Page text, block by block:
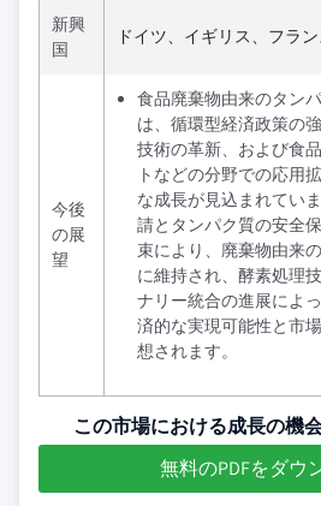
新興
国
ドイツ、イギリス、フラ
今後
の展
望
食品廃棄物由来のタン
は、循環型経済政策の
技術の革新、および食
トなどの分野での応用
な成長が見込まれてい
請とタンパク質の安全
束により、廃棄物由来
に維持され、酵素処理
ナリー統合の進展によ
済的な実現可能性と市
想されます。
この市場における成長の機
無料のPDFをダウ